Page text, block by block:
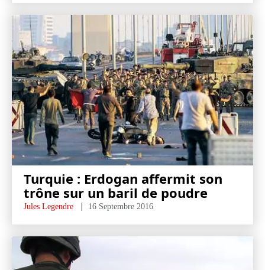
Turquie : Erdogan affermit son
trône sur un baril de poudre
Jules Legendre 16 Septembre 2016